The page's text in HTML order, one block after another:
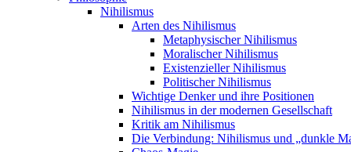
Nihilismus
Arten des Nihilismus
Metaphysischer Nihilismus
Moralischer Nihilismus
Existenzieller Nihilismus
Politischer Nihilismus
Wichtige Denker und ihre Positionen
Nihilismus in der modernen Gesellschaft
Kritik am Nihilismus
Die Verbindung: Nihilismus und „dunkle